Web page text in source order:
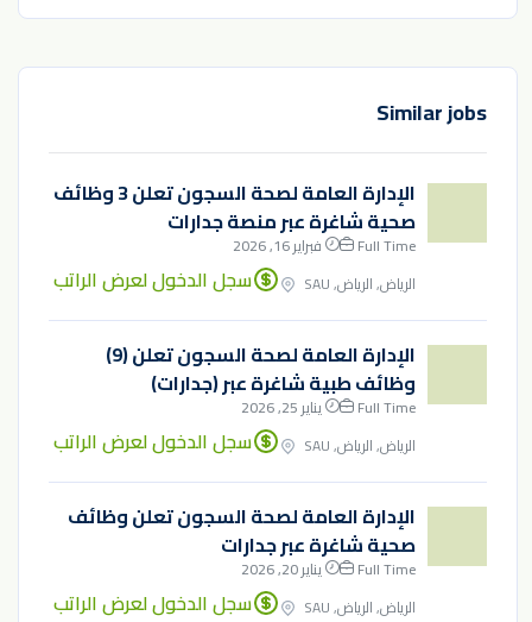
Similar jobs
الإدارة العامة لصحة السجون تعلن 3 وظائف
صحية شاغرة عبر منصة جدارات
Full Time
فبراير 16, 2026
الرياض, الرياض, SAU
سجل الدخول لعرض الراتب
الإدارة العامة لصحة السجون تعلن (9)
وظائف طبية شاغرة عبر (جدارات)
Full Time
يناير 25, 2026
الرياض, الرياض, SAU
سجل الدخول لعرض الراتب
الإدارة العامة لصحة السجون تعلن وظائف
صحية شاغرة عبر جدارات
Full Time
يناير 20, 2026
الرياض, الرياض, SAU
سجل الدخول لعرض الراتب